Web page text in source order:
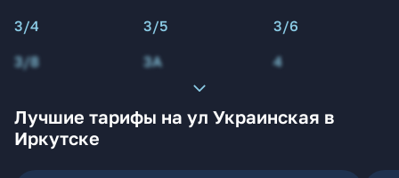
3/4
3/5
3/6
3/8
3А 4
Лучшие тарифы на ул Украинская в
Иркутске